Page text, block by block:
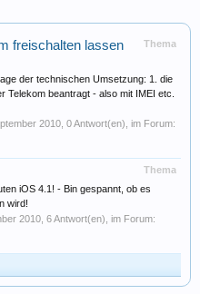
Thema
freischalten lassen
der technischen Umsetzung: 1. die
Telekom beantragt - also mit IMEI etc.
2010 , 0 Antwort(en), im Forum:
Thema
iOS 4.1! - Bin gespannt, ob es
wird!
2010 , 6 Antwort(en), im Forum: